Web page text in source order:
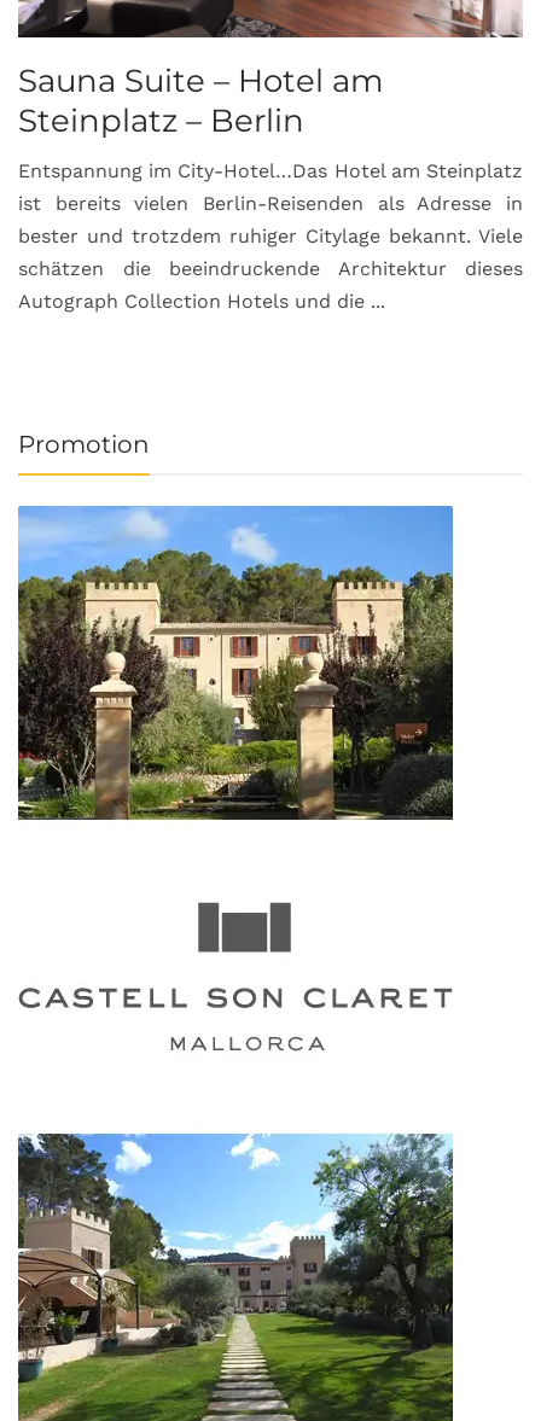
Sauna Suite – Hotel am
Steinplatz – Berlin
Entspannung im City-Hotel…Das Hotel am Steinplatz
ist bereits vielen Berlin-Reisenden als Adresse in
bester und trotzdem ruhiger Citylage bekannt. Viele
schätzen die beeindruckende Architektur dieses
Autograph Collection Hotels und die ...
Promotion